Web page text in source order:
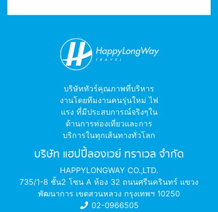
บริษัททัวร์คุณภาพที่บริหาร
งานโดยทีมงานคนรุ่นใหม่ ไฟ
แรง ที่มีประสบการณ์จริงๆใน
ด้านการท่องเที่ยวและการ
บริการในทุกเส้นทางทั่วโลก
บริษัท แฮปปี้ลองเวย์ ทราเวล จำกัด
HAPPYLONGWAY CO.,LTD.
735/1-8 ชั้น2 โซน A ห้อง 32 ถนนศรีนครินทร์ แขวง
พัฒนาการ เขตสวนหลวง กรุงเทพฯ 10250
02-0966505